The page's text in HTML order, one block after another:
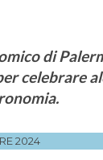
di
celebrare
2024